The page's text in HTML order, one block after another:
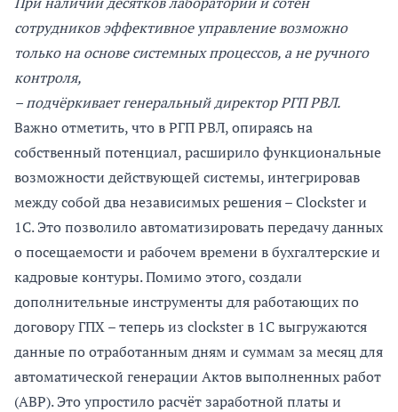
сотрудников эффективное управление возможно
только на основе системных процессов, а не ручного
контроля,
– подчёркивает генеральный директор РГП РВЛ.
Важно отметить, что в РГП РВЛ, опираясь на
собственный потенциал, расширило функциональные
возможности действующей системы, интегрировав
между собой два независимых решения – Clockster и
1С. Это позволило автоматизировать передачу данных
о посещаемости и рабочем времени в бухгалтерские и
кадровые контуры. Помимо этого, создали
дополнительные инструменты для работающих по
договору ГПХ – теперь из clockster в 1С выгружаются
данные по отработанным дням и суммам за месяц для
автоматической генерации Актов выполненных работ
(АВР). Это упростило расчёт заработной платы и